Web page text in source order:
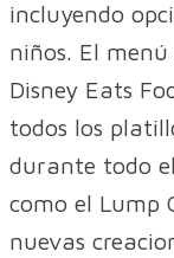
incluyendo
niños. El
Disney Eats
todos los
durante todo
como el Lump
nuevas